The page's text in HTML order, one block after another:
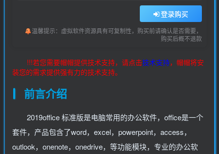
登录购买
温馨提示：虚拟软件资源具有可复制性，购买前请确认是否需要，
购买后概不退款
!!!若您需要帽帽提供技术支持，请点击技术支持，帽帽将安
装您的需求提供强有力的技术支持。
前言介绍
2019office 标准版是电脑常用的办公软件，office是一个
套件，产品包含了word，excel，powerpoint，access，
outlook，onenote，onedrive，等功能模块，专业的办公软